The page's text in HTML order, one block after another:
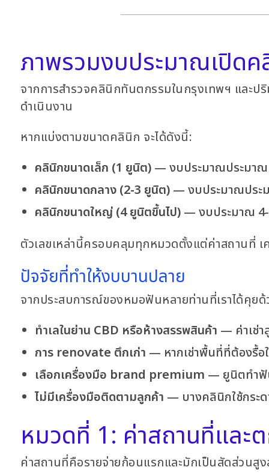
ภาพรวมงบประมาณเปิดค
จากการสำรวจคลินิกทันตกรรมในกรุงเทพฯ และ
ดำเนินงาน
หากแบ่งตามขนาดคลินิก จะได้ดังนี้:
คลินิกขนาดเล็ก (1 ยูนิต) — งบประมาณประมาณ
คลินิกขนาดกลาง (2-3 ยูนิต) — งบประมาณประ
คลินิกขนาดใหญ่ (4 ยูนิตขึ้นไป) — งบประมาณ
ตัวเลขเหล่านี้ครอบคลุมทุกหมวดตั้งแต่ค่าสถานที่
ปัจจัยที่ทำให้งบบานปลาย
จากประสบการณ์ของหมอฟันหลายท่านที่เราได้คุย
ทำเลในย่าน CBD หรือห้างสรรพสินค้า — ค่าเช่า
การ renovate ตึกเก่า — หากเช่าพื้นที่ที่ต้องรื้อ
เลือกเครื่องมือ brand premium — ยูนิตทำฟั
ไม่มีเครื่องมือติดตามลูกค้า — บางคลินิกใช้กระ
หมวดที่ 1: ค่าสถานที่และ
ค่าสถานที่คือรายจ่ายก้อนแรกและมักเป็นสัดส่วนสู